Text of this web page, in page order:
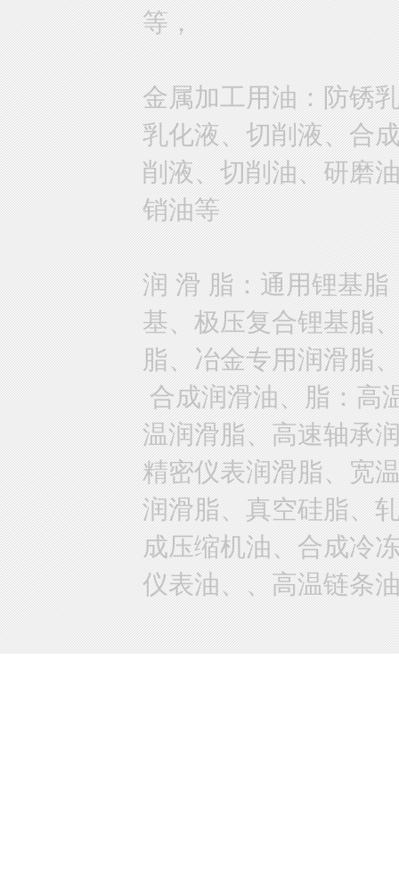
等，
金属加工用油：防锈
乳化液、切削液、合
削液、切削油、研磨
销油等
润 滑 脂：通用锂基
基、极压复合锂基脂
脂、冶金专用润滑脂
合成润滑油、脂：高
温润滑脂、高速轴承
精密仪表润滑脂、宽
润滑脂、真空硅脂、
成压缩机油、合成冷
仪表油、、高温链条